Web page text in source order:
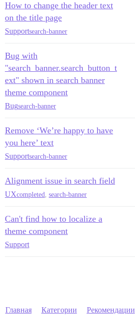
How to change the header text
on the title page
Supportsearch-banner
Bug with
"search_banner.search_button_t
ext" shown in search banner
theme component
Bugsearch-banner
Remove ‘We’re happy to have
you here’ text
Supportsearch-banner
Alignment issue in search field
UXcompleted search-banner
Can't find how to localize a
theme component
Support
Главная Категории Рекомендации